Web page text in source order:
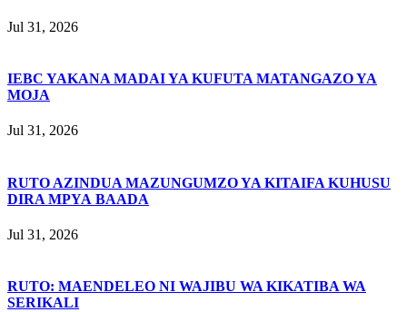
Jul 31, 2026
IEBC YAKANA MADAI YA KUFUTA MATANGAZO YA
MOJA
Jul 31, 2026
RUTO AZINDUA MAZUNGUMZO YA KITAIFA KUHUSU
DIRA MPYA BAADA
Jul 31, 2026
RUTO: MAENDELEO NI WAJIBU WA KIKATIBA WA
SERIKALI